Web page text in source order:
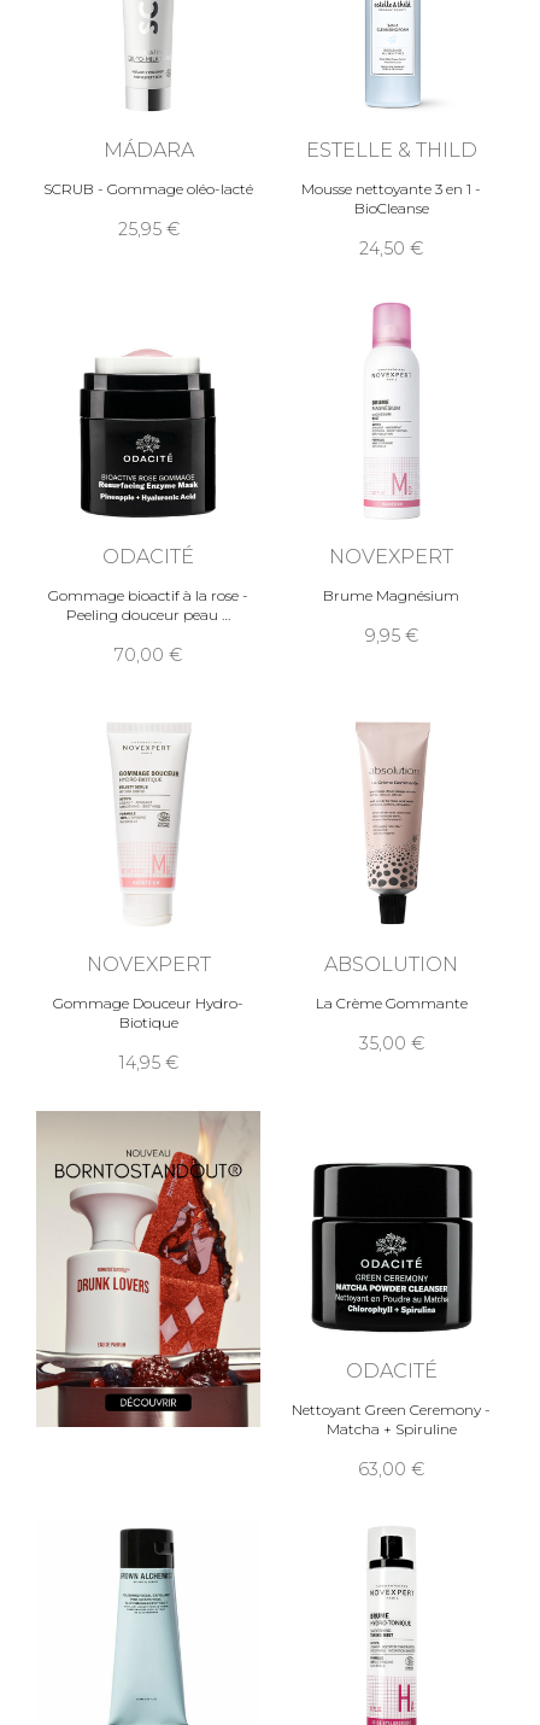
MÁDARA
SCRUB - Gommage oléo-lacté
25,95
ESTELLE & THILD
Mousse nettoyante 3 en 1 -
BioCleanse
24,50
ODACITÉ
Gommage bioactif à la rose -
Peeling douceur peau
70,00
NOVEXPERT
Brume Magnésium
9,95
NOVEXPERT
Gommage Douceur Hydro-
Biotique
14,95
ABSOLUTION
La Crème Gommante
35,00
ODACITÉ
Nettoyant Green Ceremony -
Matcha + Spiruline
63,00